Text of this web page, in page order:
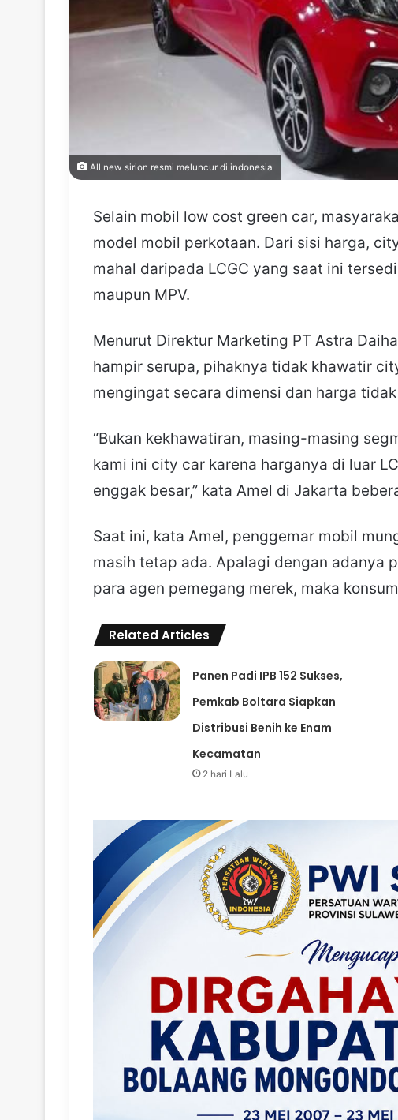
All new sirion resmi meluncur di indonesia
Selain mobil low cost green car,
model mobil perkotaan. Dari sisi harga,
mahal daripada LCGC yang saat ini
maupun MPV.
Menurut Direktur Marketing PT Astra
hampir serupa, pihaknya tidak khawatir
mengingat secara dimensi dan harga
“Bukan kekhawatiran, masing-masing
kami ini city car karena harganya di luar
enggak besar,” kata Amel di Jakarta
Saat ini, kata Amel, penggemar mobil
masih tetap ada. Apalagi dengan adanya
para agen pemegang merek, maka
Related Articles
Panen Padi IPB 152 Sukses,
Pemkab Boltara Siapkan
Distribusi Benih ke Enam
Kecamatan
2 hari Lalu